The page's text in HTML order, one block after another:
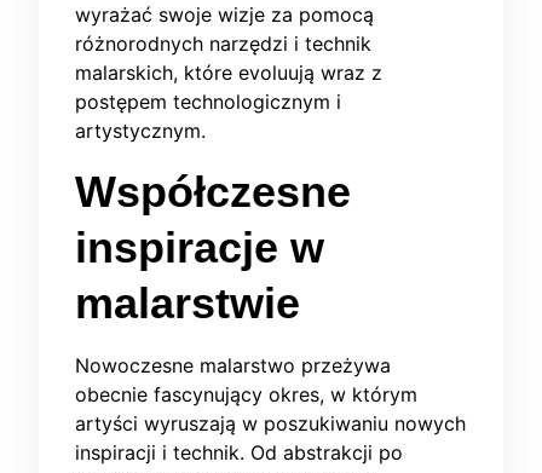
wyrażać swoje wizje za pomocą
różnorodnych narzędzi i technik
malarskich, które evoluują wraz z
postępem technologicznym i
artystycznym.
Współczesne
inspiracje w
malarstwie
Nowoczesne malarstwo przeżywa
obecnie fascynujący okres, w którym
artyści wyruszają w poszukiwaniu nowych
inspiracji i technik. Od abstrakcji po